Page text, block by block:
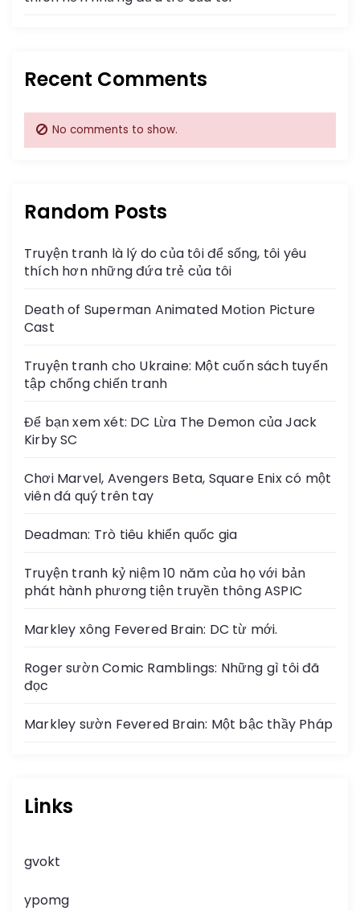
Recent Comments
No comments to show.
Random Posts
Truyện tranh là lý do của tôi để sống, tôi yêu
thích hơn những đứa trẻ của tôi
Death of Superman Animated Motion Picture
Cast
Truyện tranh cho Ukraine: Một cuốn sách tuyển
tập chống chiến tranh
Để bạn xem xét: DC Lừa The Demon của Jack
Kirby SC
Chơi Marvel, Avengers Beta, Square Enix có một
viên đá quý trên tay
Deadman: Trò tiêu khiển quốc gia
Truyện tranh kỷ niệm 10 năm của họ với bản
phát hành phương tiện truyền thông ASPIC
Markley xông Fevered Brain: DC từ mới.
Roger sườn Comic Ramblings: Những gì tôi đã
đọc
Markley sườn Fevered Brain: Một bậc thầy Pháp
Links
gvokt
ypomg